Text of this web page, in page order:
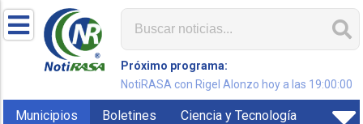
Próximo programa:
NotiRASA con Rigel Alonzo hoy a las 19:00:00
Municipios Boletines Ciencia y Tecnología